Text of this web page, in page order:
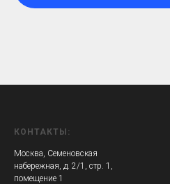
КОНТАКТЫ:
Москва, Семеновская
набережная, д. 2/1, стр. 1,
помещение 1